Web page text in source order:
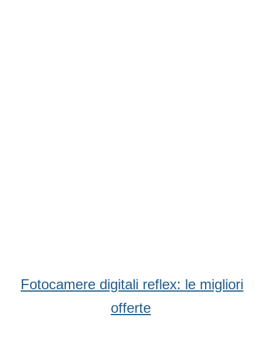
Fotocamere digitali reflex: le migliori
offerte